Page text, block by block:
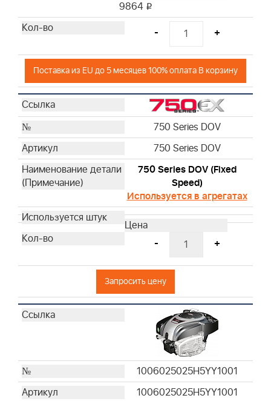
9864 i
- +
Поставка из EU до 5 месяцев 100% оплата В корзину
750 Series DOV
750 Series DOV
750 Series DOV (Fixed
Speed)
Используется в агрегатах
- +
Запросить цену
1006025025H5YY1001
1006025025H5YY1001